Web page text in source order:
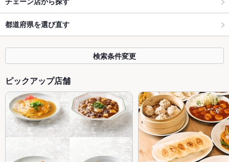
都道府県を選び直す
検索条件変更
ピックアップ店舗